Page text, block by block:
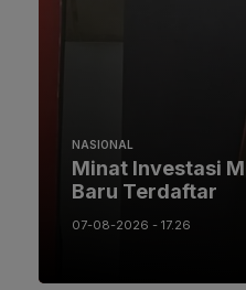
NASIONAL
Minat Investasi
Baru Terdaftar
07-08-2026 - 17.26